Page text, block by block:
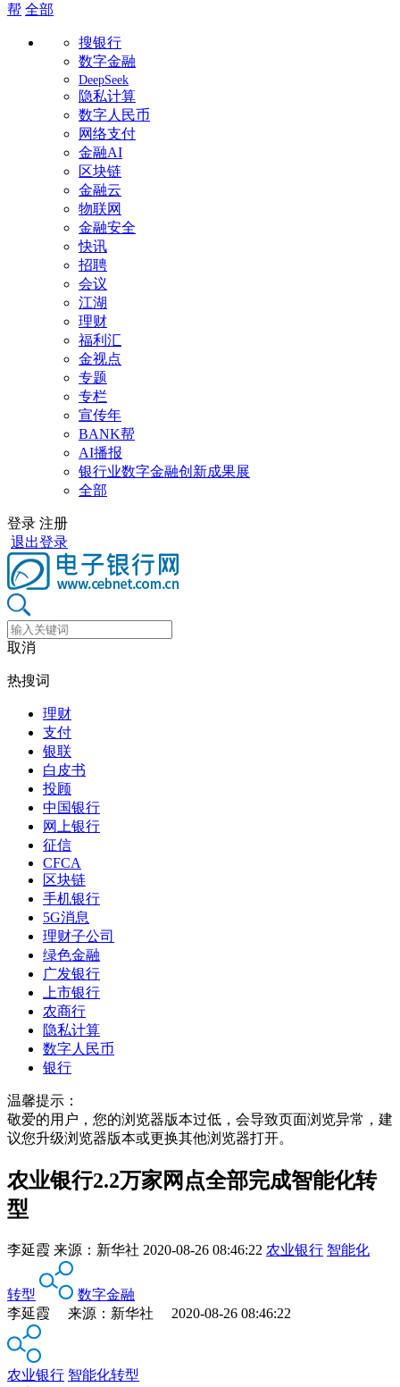
帮 全部
搜银行
数字金融
DeepSeek
隐私计算
数字人民币
网络支付
金融AI
区块链
金融云
物联网
金融安全
快讯
招聘
会议
江湖
理财
福利汇
金视点
专题
专栏
宣传年
BANK帮
AI播报
银行业数字金融创新成果展
全部
登录 注册
退出登录
取消
热搜词
理财
支付
银联
白皮书
投顾
中国银行
网上银行
征信
CFCA
区块链
手机银行
5G消息
理财子公司
绿色金融
广发银行
上市银行
农商行
隐私计算
数字人民币
银行
温馨提示：
敬爱的用户，您的浏览器版本过低，会导致页面浏览异常，建
议您升级浏览器版本或更换其他浏览器打开。
农业银行2.2万家网点全部完成智能化转
型
李延霞 来源： 新华社 2020-08-26 08:46:22 农业银行 智能化
转型
数字金融
李延霞 来源：新华社 2020-08-26 08:46:22
农业银行 智能化转型